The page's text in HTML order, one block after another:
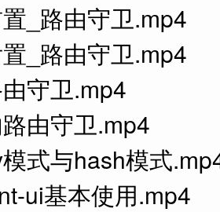
_路由守卫.mp4
_路由守卫.mp4
守卫.mp4
由守卫.mp4
式与hash模式
ui基本使用.mp4